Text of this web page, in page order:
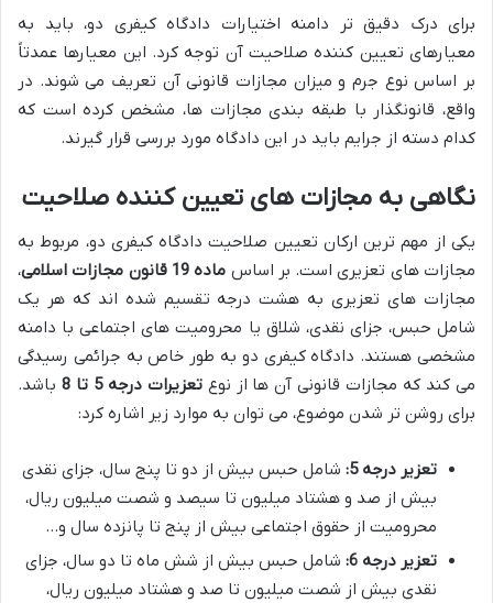
برای درک دقیق تر دامنه اختیارات دادگاه کیفری دو، باید به
معیارهای تعیین کننده صلاحیت آن توجه کرد. این معیارها عمدتاً
بر اساس نوع جرم و میزان مجازات قانونی آن تعریف می شوند. در
واقع، قانونگذار با طبقه بندی مجازات ها، مشخص کرده است که
کدام دسته از جرایم باید در این دادگاه مورد بررسی قرار گیرند.
نگاهی به مجازات های تعیین کننده صلاحیت
یکی از مهم ترین ارکان تعیین صلاحیت دادگاه کیفری دو، مربوط به
مجازات های تعزیری است. بر اساس ماده 19 قانون مجازات اسلامی
،
مجازات های تعزیری به هشت درجه تقسیم شده اند که هر یک
شامل حبس، جزای نقدی، شلاق یا محرومیت های اجتماعی با دامنه
مشخصی هستند. دادگاه کیفری دو به طور خاص به جرائمی رسیدگی
می کند که مجازات قانونی آن ها از نوعتعزیرات درجه 5 تا 8
باشد.
برای روشن تر شدن موضوع، می توان به موارد زیر اشاره کرد:
تعزیر درجه 5:
شامل حبس بیش از دو تا پنج سال، جزای نقدی
بیش از صد و هشتاد میلیون تا سیصد و شصت میلیون ریال،
محرومیت از حقوق اجتماعی بیش از پنج تا پانزده سال و…
تعزیر درجه 6:
شامل حبس بیش از شش ماه تا دو سال، جزای
نقدی بیش از شصت میلیون تا صد و هشتاد میلیون ریال،